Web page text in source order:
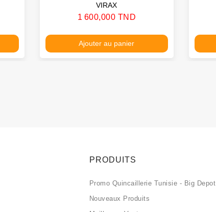
VIRAX
Prix
1 600,000 TND
Ajouter au panier
PRODUITS
Promo Quincaillerie Tunisie - Big Depot
Nouveaux Produits